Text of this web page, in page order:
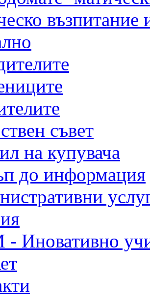
възпитание
съвет
на купувача
до информация
- Иновативно